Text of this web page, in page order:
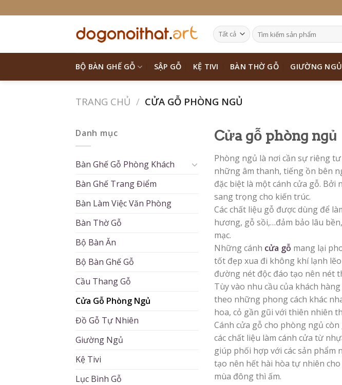
to
BỘ BÀN GHẾ GỖ SẬP GỖ KỆ TIVI BÀN THỜ GỖ GIƯỜNG NGỦ
TRANG CHỦ / CỬA GỖ PHÒNG NGỦ
Danh mục
Bàn Ghế Gỗ Phòng Khách
Bàn Ghế Trang Điểm
Bàn Làm Việc Văn Phòng
Bàn Thờ Gỗ
Bộ Bàn Ăn
Bộ Bàn Ghế Gỗ
Cầu Thang Gỗ
Cửa Gỗ Phòng Ngủ
Đồ Gỗ Tự Nhiên
Giường Ngủ
Kệ Tivi
Lục Bình Gỗ
Cửa gỗ phòng ngủ
Phòng ngủ là nơi cần sự riêng
những âm thanh, tiếng ồn bên
đặc biệt là một cánh cửa gỗ.
sang trọng cho kiến trúc.
Các chất liệu gỗ được dùng để
hương, gỗ sồi,…đảm bảo lâu
mạc.
Những cánh cửa gỗ mang lại
tốt đẹp xua đi không khí lạnh
đường nét độc đáo tạo nên nét
Tùy vào nhu cầu của khách
theo những phong cách khác
hoa, cỏ gần gũi với thiên nhiên
Cánh cửa gỗ cho phòng ngủ
các chất liệu làm cánh cửa từ
giúp phối hợp với các sản
tạo nên hết hài hòa tự nhiên
mùa đông thì ấm.